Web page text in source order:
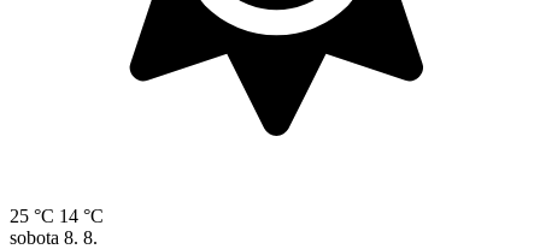
25 °C 14 °C
sobota 8. 8.